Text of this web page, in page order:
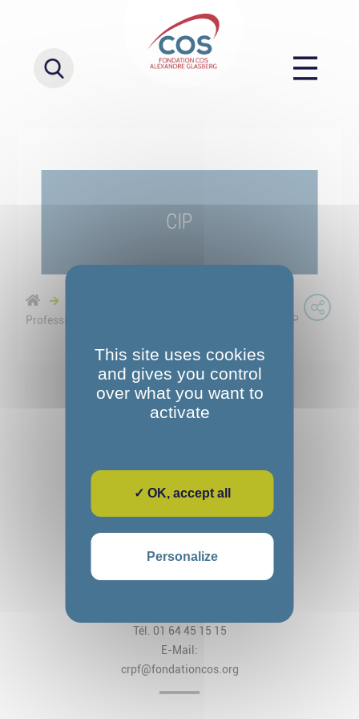
CIP
Professionnelle au COS CRPF - Parcours mixte
CIP
Fondation Alexandre Glasberg
Cos CRPF Nanteau
Tél. 01 64 45 15 15
E-Mail:
crpf@fondationcos.org
This site uses cookies
and gives you control
over what you want to
activate
✓ OK, accept all
Personalize